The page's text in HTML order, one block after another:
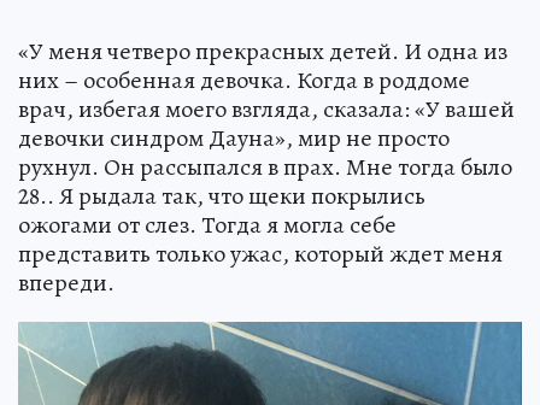
«У меня четверо прекрасных детей. И одна из
них – особенная девочка. Когда в роддоме
врач, избегая моего взгляда, сказала: «У вашей
девочки синдром Дауна», мир не просто
рухнул. Он рассыпался в прах. Мне тогда было
28.. Я рыдала так, что щеки покрылись
ожогами от слез. Тогда я могла себе
представить только ужас, который ждет меня
впереди.